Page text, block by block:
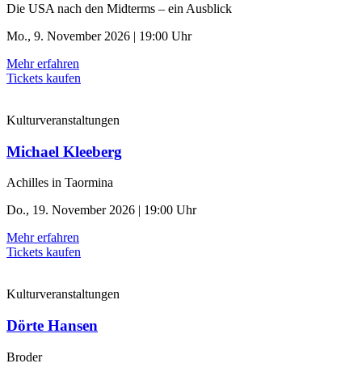
Die USA nach den Midterms – ein Ausblick
Mo., 9. November 2026 | 19:00 Uhr
Mehr erfahren
Tickets kaufen
Kulturveranstaltungen
Michael Kleeberg
Achilles in Taormina
Do., 19. November 2026 | 19:00 Uhr
Mehr erfahren
Tickets kaufen
Kulturveranstaltungen
Dörte Hansen
Broder